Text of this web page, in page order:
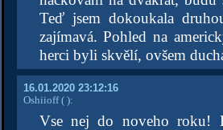
Teď jsem dokoukala
zajímavá. Pohled na
herci byli skvělí, ovšem
16.01.2020 23:12:16
Oshiioff( ):
Vse nej do noveho roku!